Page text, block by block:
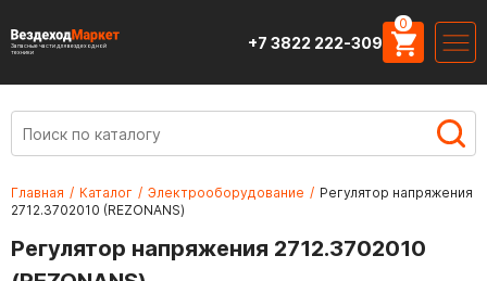
Запасные части для вездеходной
техники
+7 3822 222-309
0
Главная / Каталог / Электрооборудование / Регулятор напряжения
2712.3702010 (REZONANS)
Регулятор напряжения 2712.3702010